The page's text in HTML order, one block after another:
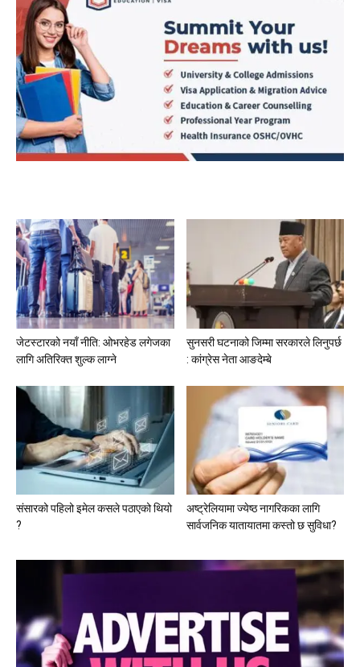
जेटस्टारको नयाँ नीति: ओभरहेड लगेजका
लागि अतिरिक्त शुल्क लाग्ने
सुनसरी घटनाको जिम्मा सरकारले लिनुपर्छ
: कांग्रेस नेता आङदेम्बे
संसारको पहिलो इमेल कसले पठाएको थियो
?
अष्ट्रेलियामा ज्येष्ठ नागरिकका लागि
सार्वजनिक यातायातमा कस्तो छ सुविधा?